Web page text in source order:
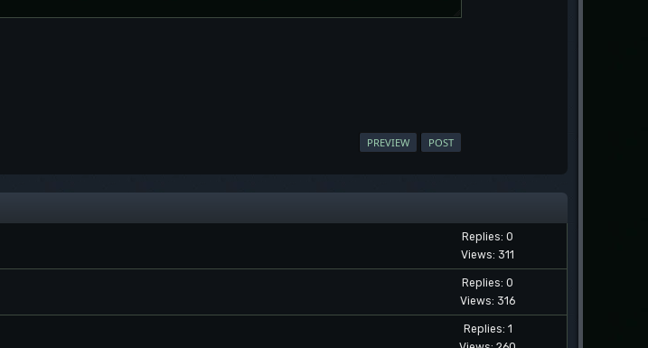
Replies: 0
Views: 311
Replies: 0
Views: 316
Replies: 1